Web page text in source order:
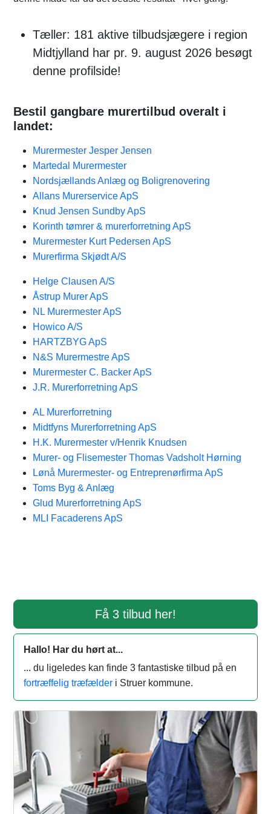
Tæller: 181 aktive tilbudsjægere i region
Midtjylland har pr. 9. august 2026 besøgt
denne profilside!
Bestil gangbare murertilbud overalt i
landet:
Murermester Jesper Jensen
Martedal Murermester
Nordsjællands Anlæg og Boligrenovering
Allans Murerservice ApS
Knud Jensen Sundby ApS
Korinth tømrer & murerforretning ApS
Murermester Kurt Pedersen ApS
Murerfirma Skjødt A/S
Helge Clausen A/S
Åstrup Murer ApS
NL Murermester ApS
Howico A/S
HARTZBYG ApS
N&S Murermestre ApS
Murermester C. Backer ApS
J.R. Murerforretning ApS
AL Murerforretning
Midtfyns Murerforretning ApS
H.K. Murermester v/Henrik Knudsen
Murer- og Flisemester Thomas Vadsholt Hørning
Lønå Murermester- og Entreprenørfirma ApS
Toms Byg & Anlæg
Glud Murerforretning ApS
MLI Facaderens ApS
Få 3 tilbud her!
Hallo! Har du hørt at...
... du ligeledes kan finde 3 fantastiske tilbud på en
fortræffelig træfælder i Struer kommune.